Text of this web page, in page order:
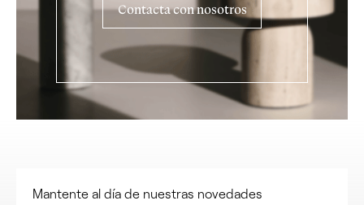
Contacta con nosotros
Mantente al día de nuestras novedades